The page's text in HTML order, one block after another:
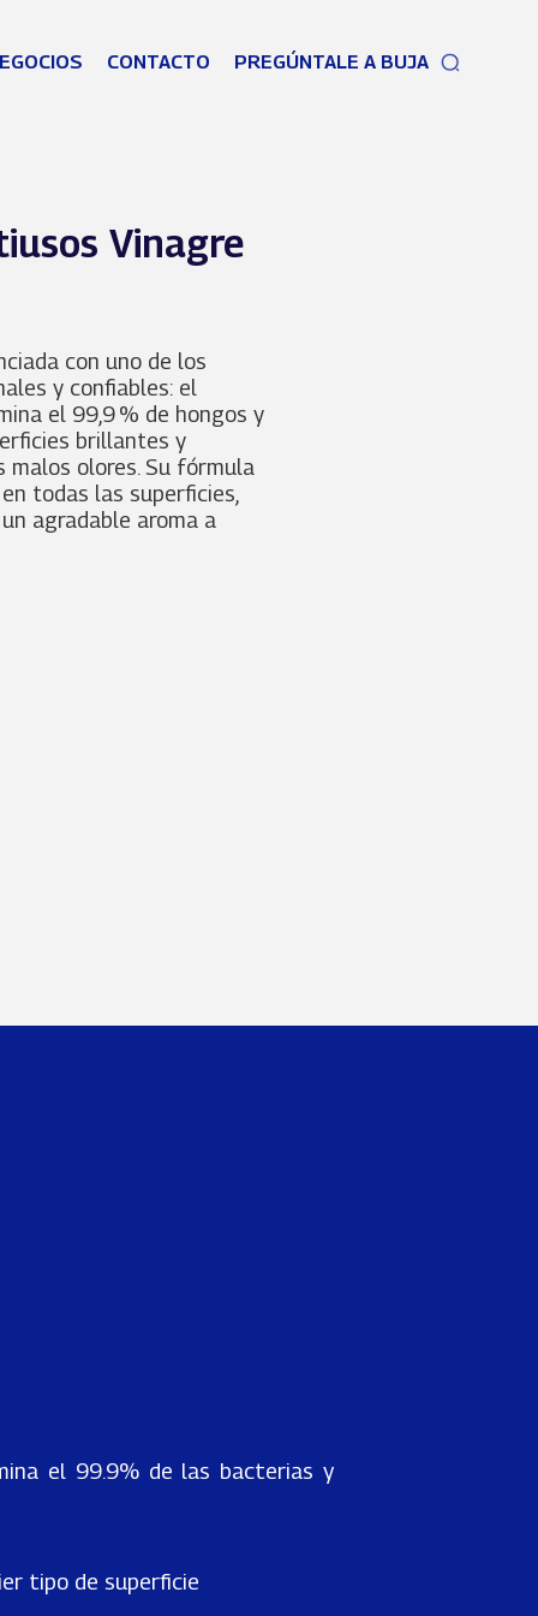
CONTACTO PREGÚNTALE A BUJA
Vinagre
con uno de los
y confiables: el
el 99,9 % de hongos y
brillantes y
malos olores. Su fórmula
todas las superficies,
agradable aroma a
el 99.9% de las bacterias y
tipo de superficie